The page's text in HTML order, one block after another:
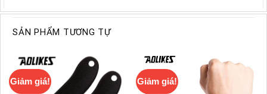
SẢN PHẨM TƯƠNG TỰ
Giảm giá! Giảm giá!